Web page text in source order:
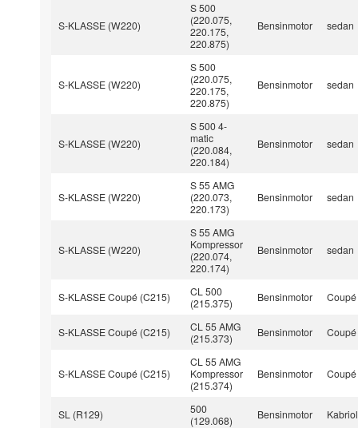
S-KLASSE (W220)
S 500
(220.075,
220.175,
220.875)
Bensinmotor sedan
S-KLASSE (W220)
S 500
(220.075,
220.175,
220.875)
Bensinmotor sedan
S-KLASSE (W220)
S 500 4-
matic
(220.084,
220.184)
Bensinmotor sedan
S-KLASSE (W220)
S 55 AMG
(220.073,
220.173)
Bensinmotor sedan
S-KLASSE (W220)
S 55 AMG
Kompressor
(220.074,
220.174)
Bensinmotor sedan
S-KLASSE Coupé (C215)
CL 500
(215.375)
Bensinmotor Coupé
S-KLASSE Coupé (C215)
CL 55 AMG
(215.373)
Bensinmotor Coupé
S-KLASSE Coupé (C215)
CL 55 AMG
Kompressor
(215.374)
Bensinmotor Coupé
SL (R129)
500
(129.068)
Bensinmotor